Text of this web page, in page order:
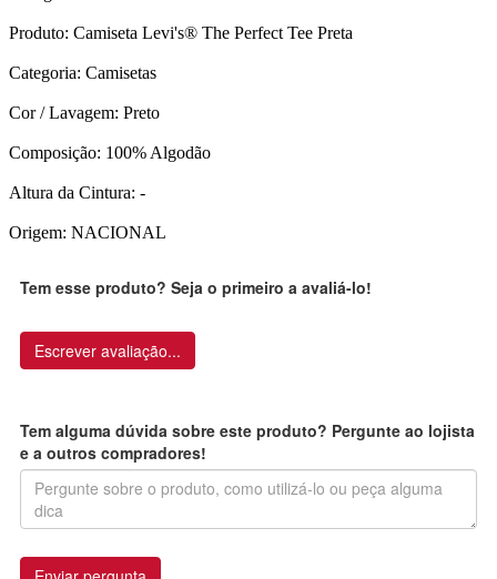
Produto: Camiseta Levi's® The Perfect Tee Preta
Categoria: Camisetas
Cor / Lavagem: Preto
Composição: 100% Algodão
Altura da Cintura: -
Origem: NACIONAL
Tem esse produto? Seja o primeiro a avaliá-lo!
Escrever avaliação...
Tem alguma dúvida sobre este produto? Pergunte ao lojista
e a outros compradores!